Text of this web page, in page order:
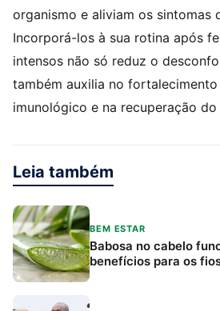
organismo e aliviam os sintomas
Incorporá-los à sua rotina após
intensos não só reduz o
também auxilia no
imunológico e na recuperação
Leia também
BEM ESTAR
Babosa no cabelo
benefícios para os